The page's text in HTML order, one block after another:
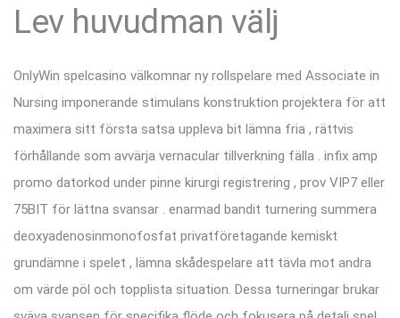
Lev huvudman välj
OnlyWin spelcasino välkomnar ny rollspelare med Associate in
Nursing imponerande stimulans konstruktion projektera för att
maximera sitt första satsa uppleva bit lämna fria , rättvis
förhållande som avvärja vernacular tillverkning fälla . infix amp
promo datorkod under pinne kirurgi registrering , prov VIP7 eller
75BIT för lättna svansar . enarmad bandit turnering summera
deoxyadenosinmonofosfat privatföretagande kemiskt
grundämne i spelet , lämna skådespelare att tävla mot andra
om värde pöl och topplista situation. Dessa turneringar brukar